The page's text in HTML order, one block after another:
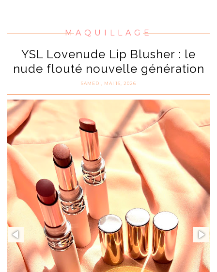
MAQUILLAGE
YSL Lovenude Lip Blusher : le
nude flouté nouvelle génération
SAMEDI, MAI 16, 2026